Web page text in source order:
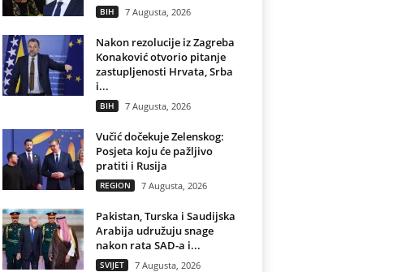
BIH 7 Augusta, 2026
Nakon rezolucije iz Zagreba
Konaković otvorio pitanje
zastupljenosti Hrvata, Srba
i...
BIH 7 Augusta, 2026
Vučić dočekuje Zelenskog:
Posjeta koju će pažljivo
pratiti i Rusija
REGION 7 Augusta, 2026
Pakistan, Turska i Saudijska
Arabija udružuju snage
nakon rata SAD-a i...
SVIJET 7 Augusta, 2026